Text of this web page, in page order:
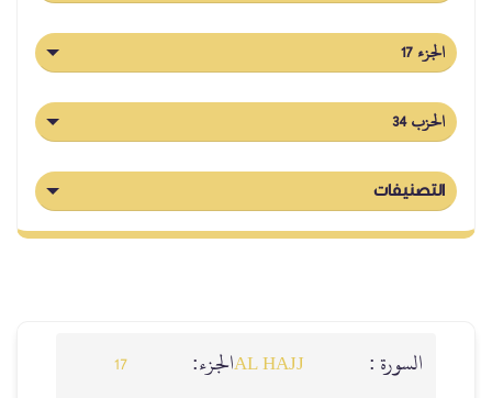
الجزء 17
الحزب 34
التصنيفات
السورة : AL HAJJالجزء: 17